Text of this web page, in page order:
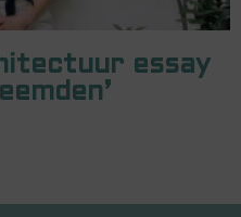
essay